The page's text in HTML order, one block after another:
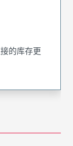
的库存更